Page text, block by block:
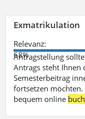
Exmatrikulation
Relevanz:
68%
Antragstellung
Antrags steht Ihnen
Semesterbeitrag
fortsetzen
bequem online